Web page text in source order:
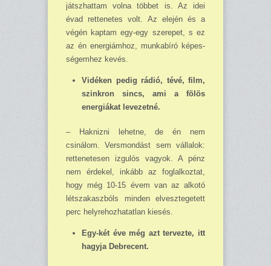
játszhattam volna többet is. Az idei
évad rettenetes volt. Az elején és a
végén kaptam egy-egy szerepet, s ez
az én energiámhoz, munkabíró képes­
ségemhez kevés.
Vidéken pedig rádió, tévé, film,
szinkron sincs, ami a fölös
energiákat levezetné.
– Haknizni lehetne, de én nem
csinálom. Versmondást sem vállalok:
rettenetesen izgulós vagyok. A pénz
nem érdekel, inkább az foglalkoztat,
hogy még 10-15 évem van az alkotó
létszakaszbóls minden elvesztegetett
perc helyrehozhatatlan kiesés.
Egy-két éve még azt tervezte, itt
hagyja Debrecent.